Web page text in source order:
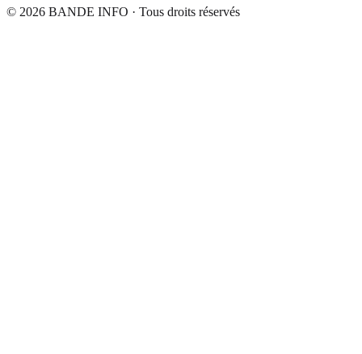
© 2026 BANDE INFO · Tous droits réservés